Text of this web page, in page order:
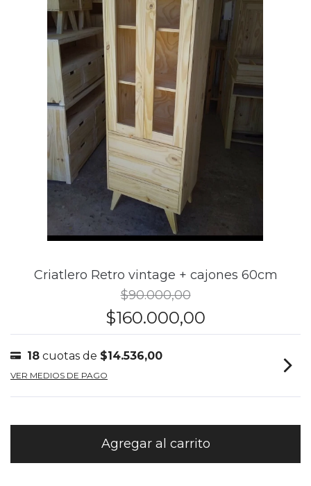
Criatlero Retro vintage + cajones 60cm
$90.000,00
$160.000,00
18 cuotas de $14.536,00
VER MEDIOS DE PAGO